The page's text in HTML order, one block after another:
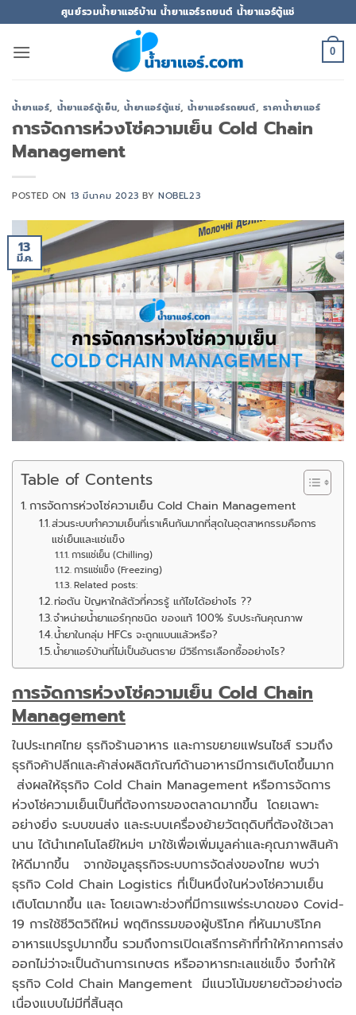
ไป
ยัง
ศูนย์รวมน้ำยาแอร์บ้าน น้ำยาแอร์รถยนต์ น้ำยาแอร์ตู้แช่
0
น้ำยาแอร์, น้ำยาแอร์ตู้เย็น,น้ำยาแอร์ตู้แช่,น้ำยาแอร์รถยนต์, ราคาน้ำยาแอร์
การจัดการห่วงโซ่ความเย็น Cold Chain
Management
POSTED ON 13 มีนาคม 2023 BYNOBEL23
13
มี.ค.
Table of Contents
การจัดการห่วงโซ่ความเย็น Cold Chain Management
ส่วนระบบทำความเย็นที่เราเห็นกันมากที่สุดในอุตสาหกรรมคือการ
แช่เย็นและแช่แข็ง
การแช่เย็น (Chilling)
การแช่แข็ง (Freezing)
Related posts:
ท่อตัน ปัญหาใกล้ตัวที่ควรรู้ แก้ไขได้อย่างไร ??
จำหน่ายน้ำยาแอร์ทุกชนิด ของแท้ 100% รับประกันคุณภาพ
น้ำยาในกลุ่ม HFCs จะถูกแบนแล้วหรือ?
น้ำยาแอร์บ้านที่ไม่เป็นอันตราย มีวิธีการเลือกซื้ออย่างไร?
การจัดการห่วงโซ่ความเย็น Cold Chain
Management
ในประเทศไทย ธุรกิจร้านอาหาร และการขยายแฟรนไชส์ รวมถึง
ธุรกิจค้าปลีกและค้าส่งผลิตภัณฑ์ด้านอาหารมีการเติบโตขึ้นมาก
ส่งผลให้ธุรกิจ Cold Chain Management หรือการจัดการ
ห่วงโซ่ความเย็นเป็นที่ต้องการของตลาดมากขึ้น โดยเฉพาะ
อย่างยิ่ง ระบบขนส่ง และระบบเครื่องย้ายวัตถุดิบที่ต้องใช้เวลา
นาน ได้นำเทคโนโลยีใหม่ๆ มาใช้เพื่อเพิ่มมูลค่าและคุณภาพสินค้า
ให้ดีมากขึ้น จากข้อมูลธุรกิจระบบการจัดส่งของไทย พบว่า
ธุรกิจ Cold Chain Logistics ที่เป็นหนึ่งในห่วงโซ่ความเย็น
เติบโตมากขึ้น และ โดยเฉพาะช่วงที่มีการแพร่ระบาดของ Covid-
19 การใช้ชีวิตวิถีใหม่ พฤติกรรมของผู้บริโภค ที่หันมาบริโภค
อาหารแปรรูปมากขึ้น รวมถึงการเปิดเสรีการค้าที่ทำให้ภาคการส่ง
ออกไม่ว่าจะเป็นด้านการเกษตร หรืออาหารทะเลแช่แข็ง จึงทำให้
ธุรกิจ Cold Chain Mangement มีแนวโน้มขยายตัวอย่างต่อ
เนื่องแบบไม่มีที่สิ้นสุด